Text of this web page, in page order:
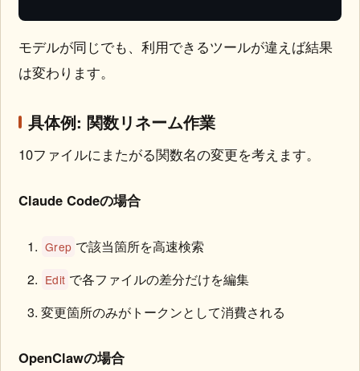
モデルが同じでも、利用できるツールが違えば結果
は変わります。
具体例: 関数リネーム作業
10ファイルにまたがる関数名の変更を考えます。
Claude Codeの場合
Grep で該当箇所を高速検索
Edit で各ファイルの差分だけを編集
変更箇所のみがトークンとして消費される
OpenClawの場合